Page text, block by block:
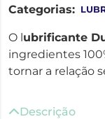
Categorias:
O lubrificante
ingredientes
tornar a relação
Descrição